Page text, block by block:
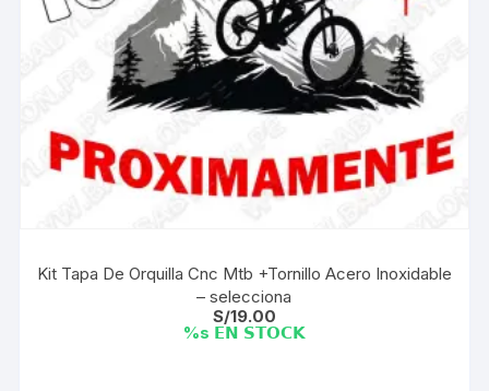
Kit Tapa De Orquilla Cnc Mtb +Tornillo Acero Inoxidable
– selecciona
S/19.00
%s 𝗘𝗡 𝗦𝗧𝗢𝗖𝗞